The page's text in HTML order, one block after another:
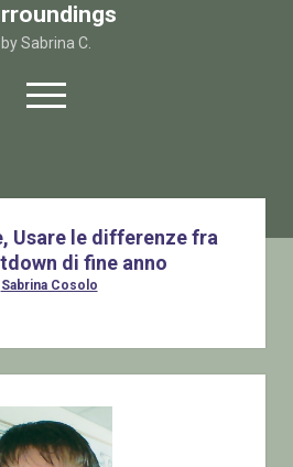
by Sabrina C.
open
menu
Chi sono
Contatto
Usare le differenze fra
di fine anno
Sabrina Cosolo